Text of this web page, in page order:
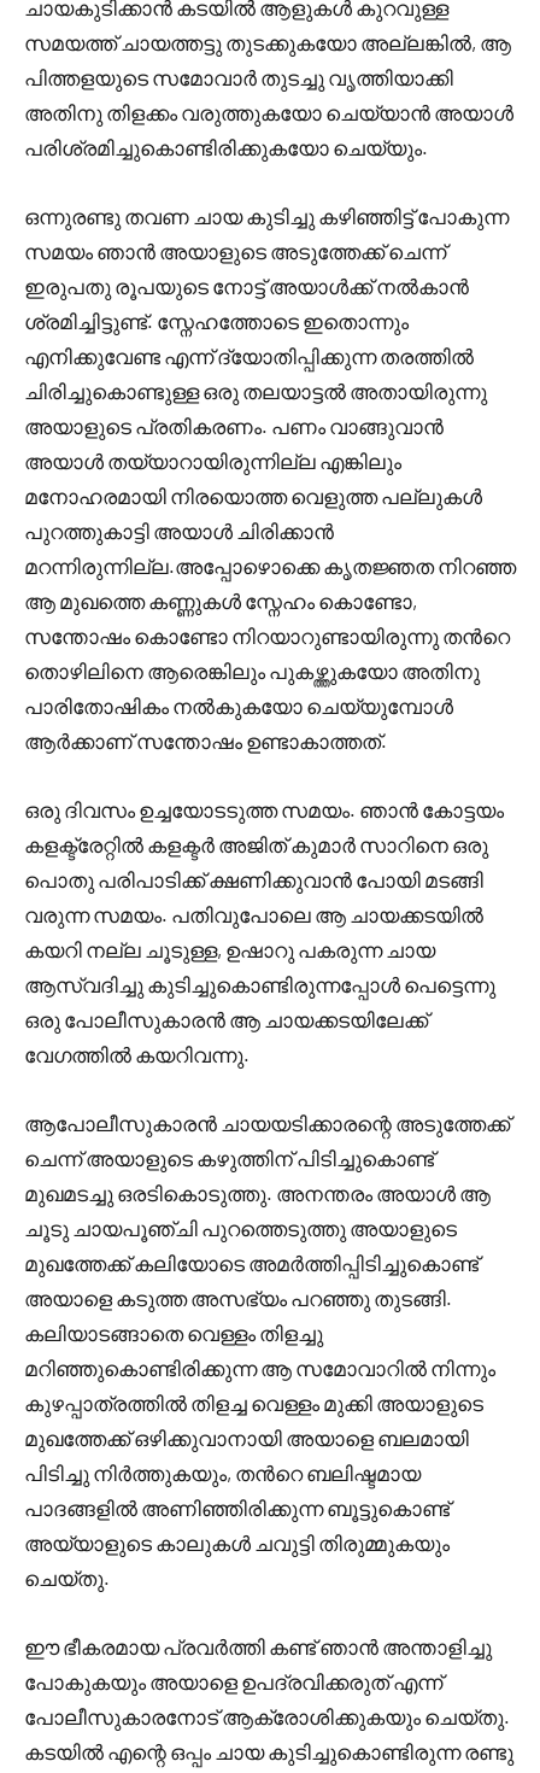
ചായകുടിക്കാൻ കടയിൽ ആളുകൾ കുറവുള്ള
സമയത്ത് ചായത്തട്ടു തുടക്കുകയോ അല്ലങ്കിൽ, ആ
പിത്തളയുടെ സമോവാർ തുടച്ചു വൃത്തിയാക്കി
അതിനു തിളക്കം വരുത്തുകയോ ചെയ്യാൻ അയാൾ
പരിശ്രമിച്ചുകൊണ്ടിരിക്കുകയോ ചെയ്യും.
ഒന്നുരണ്ടു തവണ ചായ കുടിച്ചു കഴിഞ്ഞിട്ട് പോകുന്ന
സമയം ഞാൻ അയാളുടെ അടുത്തേക്ക് ചെന്ന്
ഇരുപതു രൂപയുടെ നോട്ട് അയാൾക്ക് നൽകാൻ
ശ്രമിച്ചിട്ടുണ്ട്. സ്നേഹത്തോടെ ഇതൊന്നും
എനിക്കുവേണ്ട എന്ന് ദ്യോതിപ്പിക്കുന്ന തരത്തിൽ
ചിരിച്ചുകൊണ്ടുള്ള ഒരു തലയാട്ടൽ അതായിരുന്നു
അയാളുടെ പ്രതികരണം. പണം വാങ്ങുവാൻ
അയാൾ തയ്യാറായിരുന്നില്ല എങ്കിലും
മനോഹരമായി നിരയൊത്ത വെളുത്ത പല്ലുകൾ
പുറത്തുകാട്ടി അയാൾ ചിരിക്കാൻ
മറന്നിരുന്നില്ല.അപ്പോഴൊക്കെ കൃതജ്ഞത നിറഞ്ഞ
ആ മുഖത്തെ കണ്ണുകൾ സ്നേഹം കൊണ്ടോ,
സന്തോഷം കൊണ്ടോ നിറയാറുണ്ടായിരുന്നു തൻറെ
തൊഴിലിനെ ആരെങ്കിലും പുകഴ്ത്തുകയോ അതിനു
പാരിതോഷികം നൽകുകയോ ചെയ്യുമ്പോൾ
ആർക്കാണ് സന്തോഷം ഉണ്ടാകാത്തത്.
ഒരു ദിവസം ഉച്ചയോടടുത്ത സമയം. ഞാൻ കോട്ടയം
കളക്ട്രേറ്റിൽ കളക്ടർ അജിത് കുമാർ സാറിനെ ഒരു
പൊതു പരിപാടിക്ക് ക്ഷണിക്കുവാൻ പോയി മടങ്ങി
വരുന്ന സമയം. പതിവുപോലെ ആ ചായക്കടയിൽ
കയറി നല്ല ചൂടുള്ള, ഉഷാറു പകരുന്ന ചായ
ആസ്വദിച്ചു കുടിച്ചുകൊണ്ടിരുന്നപ്പോൾ പെട്ടെന്നു
ഒരു പോലീസുകാരൻ ആ ചായക്കടയിലേക്ക്
വേഗത്തിൽ കയറിവന്നു.
ആപോലീസുകാരൻ ചായയടിക്കാരന്റെ അടുത്തേക്ക്
ചെന്ന് അയാളുടെ കഴുത്തിന് പിടിച്ചുകൊണ്ട്
മുഖമടച്ചു ഒരടികൊടുത്തു. അനന്തരം അയാൾ ആ
ചൂടു ചായപൂഞ്ചി പുറത്തെടുത്തു അയാളുടെ
മുഖത്തേക്ക് കലിയോടെ അമർത്തിപ്പിടിച്ചുകൊണ്ട്
അയാളെ കടുത്ത അസഭ്യം പറഞ്ഞു തുടങ്ങി.
കലിയാടങ്ങാതെ വെള്ളം തിളച്ചു
മറിഞ്ഞുകൊണ്ടിരിക്കുന്ന ആ സമോവാറിൽ നിന്നും
കുഴപ്പാത്രത്തിൽ തിളച്ച വെള്ളം മുക്കി അയാളുടെ
മുഖത്തേക്ക് ഒഴിക്കുവാനായി അയാളെ ബലമായി
പിടിച്ചു നിർത്തുകയും, തൻറെ ബലിഷ്ടമായ
പാദങ്ങളിൽ അണിഞ്ഞിരിക്കുന്ന ബൂട്ടുകൊണ്ട്
അയ്യാളുടെ കാലുകൾ ചവുട്ടി തിരുമ്മുകയും
ചെയ്തു.
ഈ ഭീകരമായ പ്രവർത്തി കണ്ട് ഞാൻ അന്താളിച്ചു
പോകുകയും അയാളെ ഉപദ്രവിക്കരുത് എന്ന്
പോലീസുകാരനോട് ആക്രോശിക്കുകയും ചെയ്തു.
കടയിൽ എന്റെ ഒപ്പം ചായ കുടിച്ചുകൊണ്ടിരുന്ന രണ്ടു